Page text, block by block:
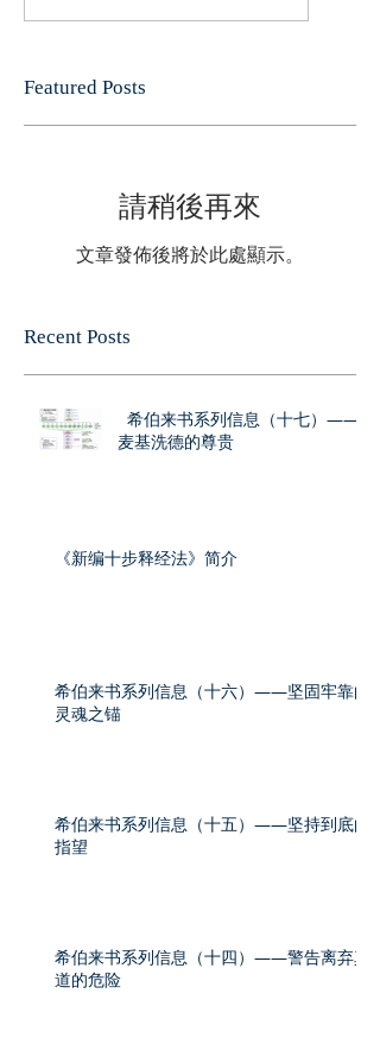
Featured Posts
請稍後再來
文章發佈後將於此處顯示。
Recent Posts
希伯来书系列信息（十七）——
麦基洗德的尊贵
《新编十步释经法》简介
希伯来书系列信息（十六）——坚固牢靠的
灵魂之锚
希伯来书系列信息（十五）——坚持到底的
指望
希伯来书系列信息（十四）——警告离弃真
道的危险